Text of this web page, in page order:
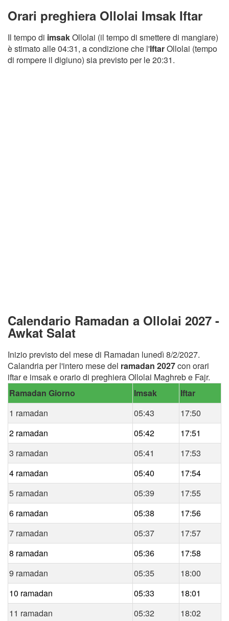
Orari preghiera Ollolai Imsak Iftar
Il tempo di imsakOllolai (il tempo di smettere di mangiare)
è stimato alle 04:31, a condizione che l'IftarOllolai (tempo
di rompere il digiuno) sia previsto per le 20:31.
Calendario Ramadan a Ollolai 2027 -
Awkat Salat
Inizio previsto del mese di Ramadan lunedì 8/2/2027.
Calandria per l'intero mese del ramadan 2027con orari
iftar e imsak e orario di preghiera Ollolai Maghreb e Fajr.
Ramadan Giorno
Imsak
Iftar
1 ramadan
05:43
17:50
2 ramadan
05:42
17:51
3 ramadan
05:41
17:53
4 ramadan
05:40
17:54
5 ramadan
05:39
17:55
6 ramadan
05:38
17:56
7 ramadan
05:37
17:57
8 ramadan
05:36
17:58
9 ramadan
05:35
18:00
10 ramadan
05:33
18:01
11 ramadan
05:32 18:02